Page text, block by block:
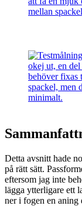
Detta avsnitt hade
på rätt sätt.
eftersom jag inte
lägga ytterligare ett
ner i fogen en aning